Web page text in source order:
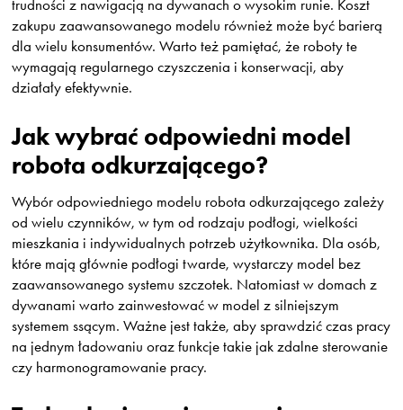
trudności z nawigacją na dywanach o wysokim runie. Koszt
zakupu zaawansowanego modelu również może być barierą
dla wielu konsumentów. Warto też pamiętać, że roboty te
wymagają regularnego czyszczenia i konserwacji, aby
działały efektywnie.
Jak wybrać odpowiedni model
robota odkurzającego?
Wybór odpowiedniego modelu robota odkurzającego zależy
od wielu czynników, w tym od rodzaju podłogi, wielkości
mieszkania i indywidualnych potrzeb użytkownika. Dla osób,
które mają głównie podłogi twarde, wystarczy model bez
zaawansowanego systemu szczotek. Natomiast w domach z
dywanami warto zainwestować w model z silniejszym
systemem ssącym. Ważne jest także, aby sprawdzić czas pracy
na jednym ładowaniu oraz funkcje takie jak zdalne sterowanie
czy harmonogramowanie pracy.